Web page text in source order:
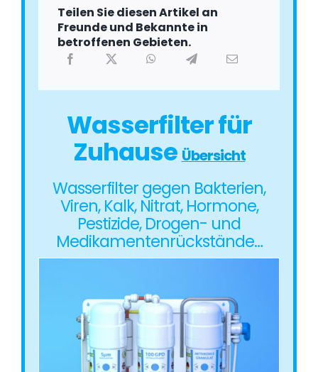
Teilen Sie diesen Artikel an
Freunde und Bekannte in
betroffenen Gebieten.
Wasserfilter für
ZuhauseÜbersicht
Wasserfilter gegen Bakterien,
Viren, Kalk, Nitrat, Hormone,
Pestizide, Drogen- und
Medikamentenrückstände…